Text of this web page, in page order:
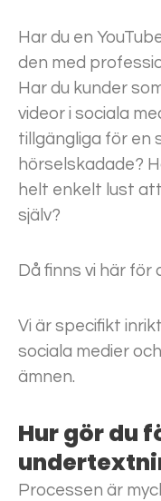
Har du en
den med
Har du kunder
videor i sociala
tillgängliga för en
hörselskadade?
helt enkelt lust
själv?
Då finns vi här för
Vi är specifikt
sociala medier
ämnen.
Hur gör du
Processen är